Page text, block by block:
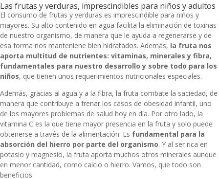
Las frutas y verduras, imprescindibles para niños y adultos
El consumo de frutas y verduras es imprescindible para niños y
mayores. Su alto contenido en agua facilita la eliminación de toxinas
de nuestro organismo, de manera que le ayuda a regenerarse y de
esa forma nos manteniene bien hidratados. Además, la fruta nos
aporta multitud de nutrientes: vitaminas, minerales y fibra,
fundamentales para nuestro desarrollo y sobre todo para los
niños, que tienen unos requerimientos nutricionales especiales.
Además, gracias al agua y a la fibra, la fruta combate la saciedad, de
manera que contribuye a frenar los casos de obesidad infantil, uno
de los mayores problemas de salud hoy en día. Por otro lado, la
vitamina C es la que tiene mayor presencia en la fruta y solo puede
obtenerse a través de la alimentación. Es fundamental para la
absorción del hierro por parte del organismo. Y al ser rica en
potasio y magnesio, la fruta aporta muchos otros minerales aunque
en menor cantidad, como calcio o hierro. Vamos, que todo son
beneficios.